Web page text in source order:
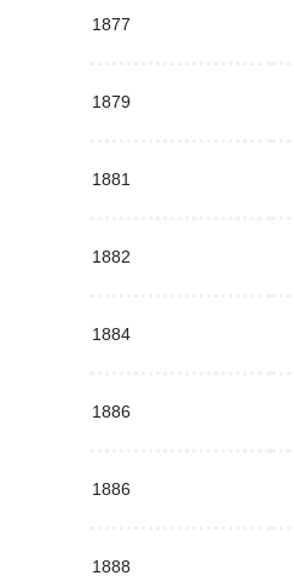
1877
1879
1881
1882
1884
1886
1886
1888